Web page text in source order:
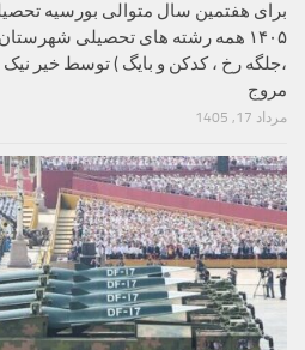
برای هفتمین سال متوالی بورسیه
۱۴۰۵ همه رشته های تحصیلی
،جلگه رخ ، کدکن و بایگ ) توسط خیر
مروج
مرداد 17, 1405